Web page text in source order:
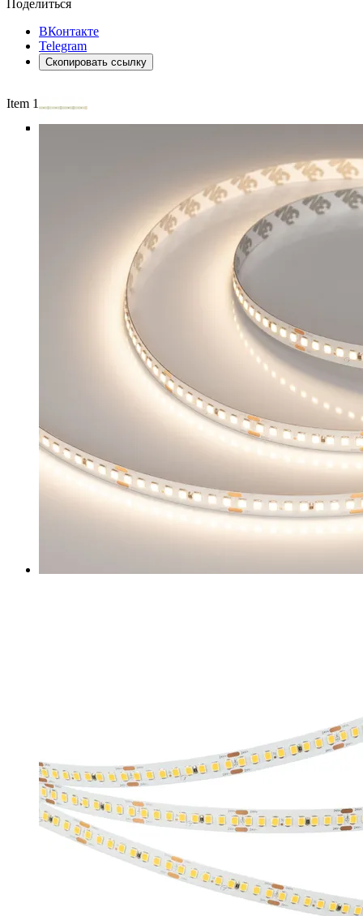
Поделиться
ВКонтакте
Telegram
Скопировать ссылку
Item 1 of 5